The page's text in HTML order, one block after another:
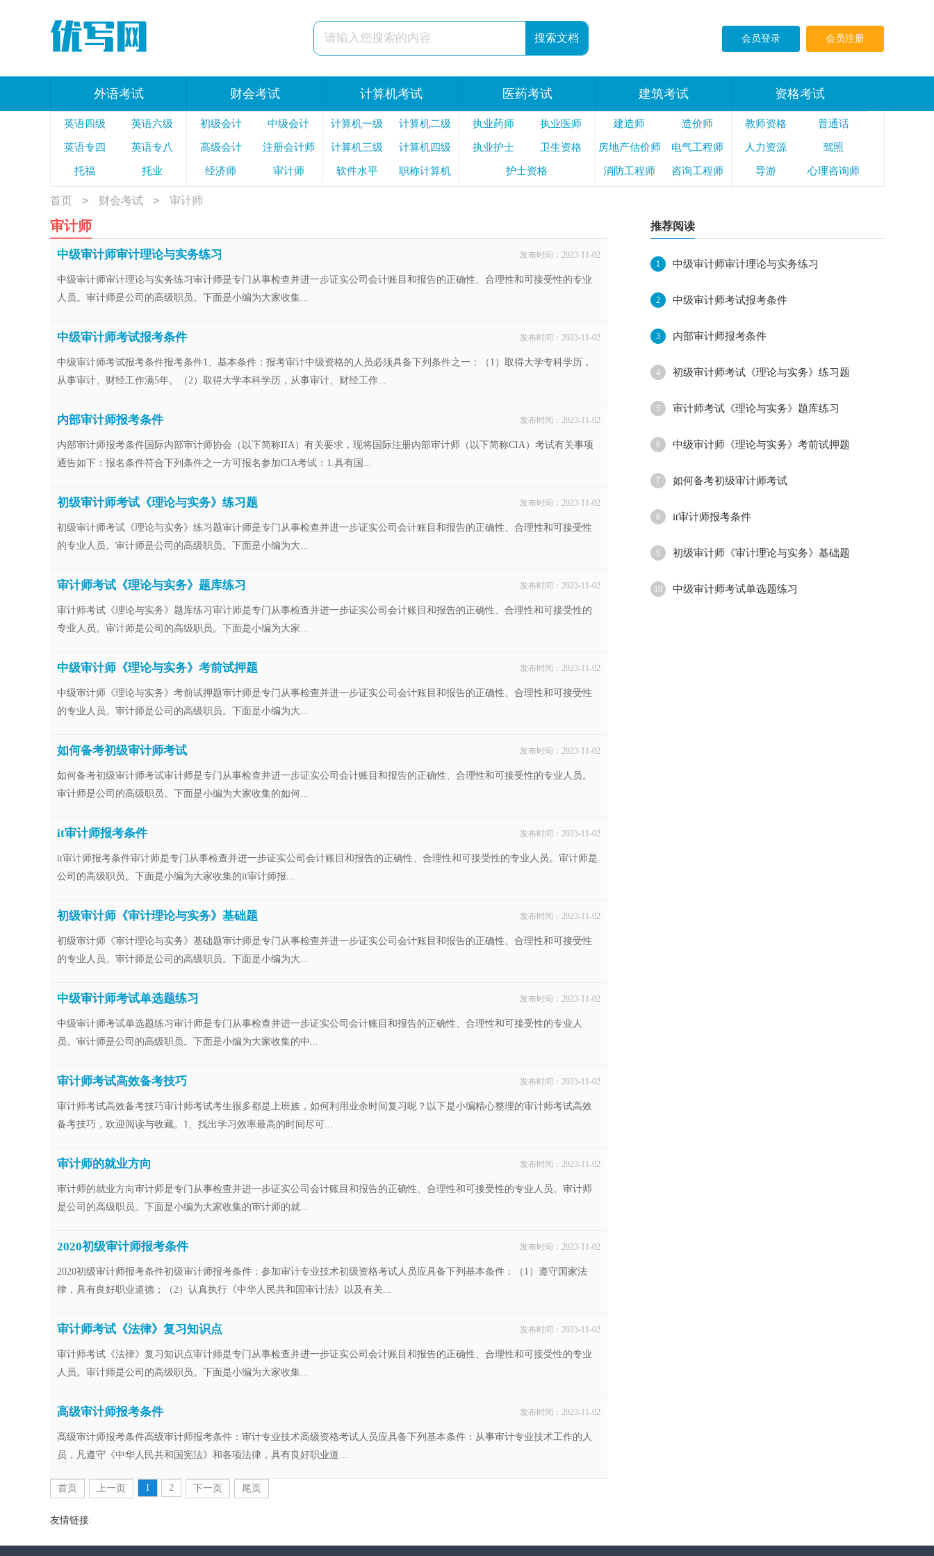
会员登录 会员注册
外语考试 财会考试 计算机考试 医药考试 建筑考试 资格考试
英语四级 英语六级
英语专四 英语专八
托福 托业
雅思
初级会计 中级会计
高级会计 注册会计师
经济师 审计师
计算机一级 计算机二级
计算机三级 计算机四级
软件水平 职称计算机
执业药师 执业医师
执业护士 卫生资格
护士资格
建造师 造价师
房地产估价师 电气工程师
消防工程师 咨询工程师
教师资格 普通话
人力资源 驾照
导游 心理咨询师
首页 > 财会考试 > 审计师
审计师
中级审计师审计理论与实务练习 发布时间：2023-11-02
中级审计师审计理论与实务练习审计师是专门从事检查并进一步证实公司会计账目和报告的正确性、合理性和可接受性的专业
人员。审计师是公司的高级职员。下面是小编为大家收集...
中级审计师考试报考条件 发布时间：2023-11-02
中级审计师考试报考条件报考条件1、基本条件：报考审计中级资格的人员必须具备下列条件之一：（1）取得大学专科学历，
从事审计、财经工作满5年。（2）取得大学本科学历，从事审计、财经工作...
内部审计师报考条件 发布时间：2023-11-02
内部审计师报考条件国际内部审计师协会（以下简称IIA）有关要求，现将国际注册内部审计师（以下简称CIA）考试有关事项
通告如下：报名条件符合下列条件之一方可报名参加CIA考试：1.具有国...
初级审计师考试《理论与实务》练习题 发布时间：2023-11-02
初级审计师考试《理论与实务》练习题审计师是专门从事检查并进一步证实公司会计账目和报告的正确性、合理性和可接受性
的专业人员。审计师是公司的高级职员。下面是小编为大...
审计师考试《理论与实务》题库练习 发布时间：2023-11-02
审计师考试《理论与实务》题库练习审计师是专门从事检查并进一步证实公司会计账目和报告的正确性、合理性和可接受性的
专业人员。审计师是公司的高级职员。下面是小编为大家...
中级审计师《理论与实务》考前试押题 发布时间：2023-11-02
中级审计师《理论与实务》考前试押题审计师是专门从事检查并进一步证实公司会计账目和报告的正确性、合理性和可接受性
的专业人员。审计师是公司的高级职员。下面是小编为大...
如何备考初级审计师考试 发布时间：2023-11-02
如何备考初级审计师考试审计师是专门从事检查并进一步证实公司会计账目和报告的正确性、合理性和可接受性的专业人员。
审计师是公司的高级职员。下面是小编为大家收集的如何...
it审计师报考条件 发布时间：2023-11-02
it审计师报考条件审计师是专门从事检查并进一步证实公司会计账目和报告的正确性、合理性和可接受性的专业人员。审计师是
公司的高级职员。下面是小编为大家收集的it审计师报...
初级审计师《审计理论与实务》基础题 发布时间：2023-11-02
初级审计师《审计理论与实务》基础题审计师是专门从事检查并进一步证实公司会计账目和报告的正确性、合理性和可接受性
的专业人员。审计师是公司的高级职员。下面是小编为大...
中级审计师考试单选题练习 发布时间：2023-11-02
中级审计师考试单选题练习审计师是专门从事检查并进一步证实公司会计账目和报告的正确性、合理性和可接受性的专业人
员。审计师是公司的高级职员。下面是小编为大家收集的中...
审计师考试高效备考技巧 发布时间：2023-11-02
审计师考试高效备考技巧审计师考试考生很多都是上班族，如何利用业余时间复习呢？以下是小编精心整理的审计师考试高效
备考技巧，欢迎阅读与收藏。1、找出学习效率最高的时间尽可...
审计师的就业方向 发布时间：2023-11-02
审计师的就业方向审计师是专门从事检查并进一步证实公司会计账目和报告的正确性、合理性和可接受性的专业人员。审计师
是公司的高级职员。下面是小编为大家收集的审计师的就...
2020初级审计师报考条件 发布时间：2023-11-02
2020初级审计师报考条件初级审计师报考条件：参加审计专业技术初级资格考试人员应具备下列基本条件：（1）遵守国家法
律，具有良好职业道德；（2）认真执行《中华人民共和国审计法》以及有关...
审计师考试《法律》复习知识点 发布时间：2023-11-02
审计师考试《法律》复习知识点审计师是专门从事检查并进一步证实公司会计账目和报告的正确性、合理性和可接受性的专业
人员。审计师是公司的高级职员。下面是小编为大家收集...
高级审计师报考条件 发布时间：2023-11-02
高级审计师报考条件高级审计师报考条件：审计专业技术高级资格考试人员应具备下列基本条件：从事审计专业技术工作的人
员，凡遵守《中华人民共和国宪法》和各项法律，具有良好职业道...
首页 上一页 1 2 下一页 尾页
推荐阅读
1 中级审计师审计理论与实务练习
2 中级审计师考试报考条件
3 内部审计师报考条件
4 初级审计师考试《理论与实务》练习题
5 审计师考试《理论与实务》题库练习
6 中级审计师《理论与实务》考前试押题
7 如何备考初级审计师考试
8 it审计师报考条件
9 初级审计师《审计理论与实务》基础题
10 中级审计师考试单选题练习
友情链接: